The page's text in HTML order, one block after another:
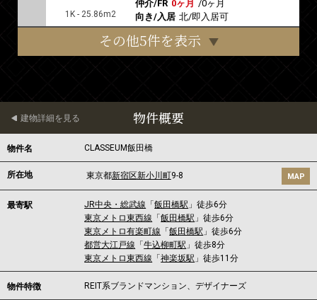
1K - 25.86m2
仲介/FR 0ヶ月 /0ヶ月
向き/入居 北/即入居可
その他5件を表示
物件概要
建物詳細を見る
物件名 CLASSEUM飯田橋
所在地 東京都新宿区新小川町9-8 MAP
最寄駅 JR中央・総武線 「飯田橋駅 」徒歩6分
東京メトロ東西線 「飯田橋駅 」徒歩6分
東京メトロ有楽町線 「飯田橋駅 」徒歩6分
都営大江戸線 「牛込柳町駅 」徒歩8分
東京メトロ東西線 「神楽坂駅 」徒歩11分
物件特徴 REIT系ブランドマンション、デザイナーズ